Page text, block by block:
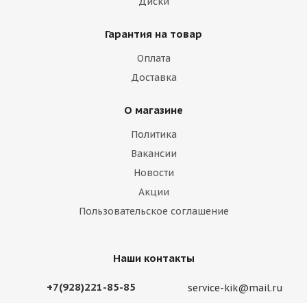
Гарантия на товар
Оплата
Доставка
О магазине
Политика
Вакансии
Новости
Акции
Пользовательское соглашение
Наши контакты
+7(928)221-85-85 service-kik@mail.ru